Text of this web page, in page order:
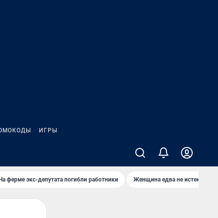
ИГРЫ
ферме экс-депутата погибли работники Женщина едва не истекла